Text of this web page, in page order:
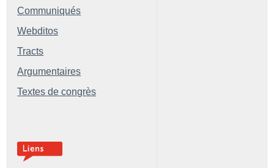
Communiqués
Webditos
Tracts
Argumentaires
Textes de congrès